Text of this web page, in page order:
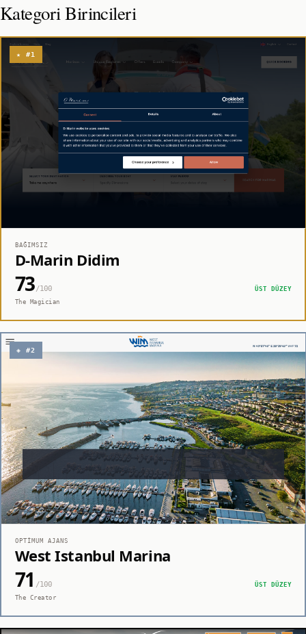
Kategori Birincileri
★ #1
BAĞIMSIZ
D-Marin Didim
73/100
ÜST DÜZEY
The Magician
◈ #2
OPTIMUM AJANS
West Istanbul Marina
71 /100
ÜST DÜZEY
The Creator